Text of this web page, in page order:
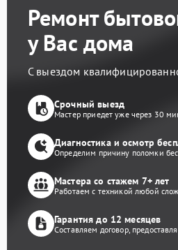
Ремонт
у Вас дома
С выездом
Срочный выезд
Мастер приедет уже через 30
Диагностика и осмотр
Определим причину поломки
Мастера со стажем 7+ лет
Работаем с техникой любой
Гарантия до 12 месяцев
Составляем договор,